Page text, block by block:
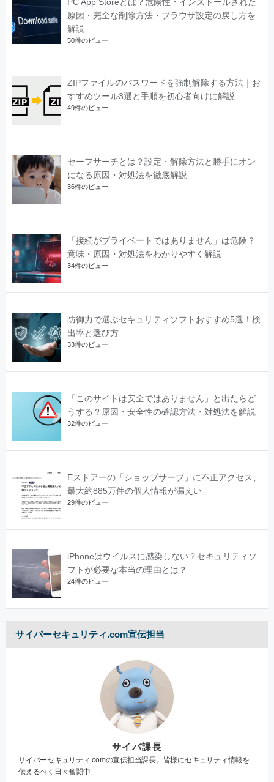
PC App Storeとは？危険性・インストールされた
原因・完全な削除方法・ブラウザ設定の戻し方を
解説
50件のビュー
ZIPファイルのパスワードを強制解除する方法｜お
すすめツール3選と手順を初心者向けに解説
49件のビュー
セーフサーチとは？設定・解除方法と勝手にオン
になる原因・対処法を徹底解説
36件のビュー
「接続がプライベートではありません」は危険？
意味・原因・対処法をわかりやすく解説
34件のビュー
防御力で選ぶセキュリティソフトおすすめ5選！検
出率と選び方
33件のビュー
「このサイトは安全ではありません」と出たらど
うする？原因・安全性の確認方法・対処法を解説
32件のビュー
Eストアーの「ショップサーブ」に不正アクセス、
最大約885万件の個人情報が漏えい
29件のビュー
iPhoneはウイルスに感染しない？セキュリティソ
フトが必要な本当の理由とは？
24件のビュー
サイバーセキュリティ.com宣伝担当
サイバ課長
サイバーセキュリティ.comの宣伝担当課長。皆様にセキュリティ情報を
伝えるべく日々奮闘中